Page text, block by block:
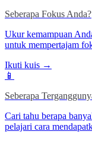
Seberapa Fokus Anda?
Ukur kemampuan
untuk mempertajam
Ikuti kuis →
📱
Seberapa
Cari tahu berapa
pelajari cara